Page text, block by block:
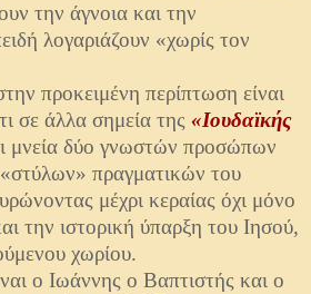
την άγνοια και την
λογαριάζουν «χωρίς τον
προκειμένη περίπτωση είναι
σε άλλα σημεία της «Ιουδαϊκής
μνεία δύο γνωστών προσώπων
πραγματικών του
μέχρι κεραίας όχι μόνο
την ιστορική ύπαρξη του Ιησού,
χωρίου.
ο Ιωάννης ο Βαπτιστής και ο